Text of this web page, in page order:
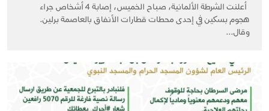
أعلنت الشرطة الألمانية، صباح الخميس، إصابة 4 أشخاص جراء
هجوم بسكين في إحدى محطات قطارات الأنفاق بالعاصمة برلين.
وقال...